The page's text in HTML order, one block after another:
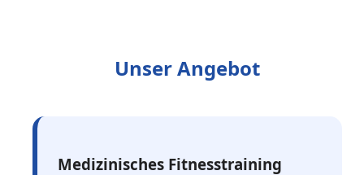
Unser Angebot
Medizinisches Fitnesstraining